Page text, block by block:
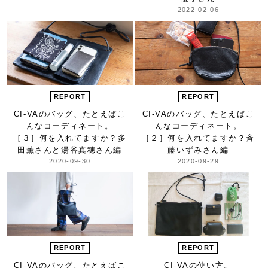
2022-02-06
REPORT
CI-VAのバッグ、 たとえばこ
んなコーディネート。
［３］何を入れてますか？ 多
田薫さんと湯谷真穂さん編
2020-09-30
REPORT
CI-VAのバッグ、 たとえばこ
んなコーディネート。
［２］何を入れてますか？斉
藤いずみさん編
2020-09-29
REPORT
CI-VAのバッグ、 たとえばこ
REPORT
CI-VAの使い方。